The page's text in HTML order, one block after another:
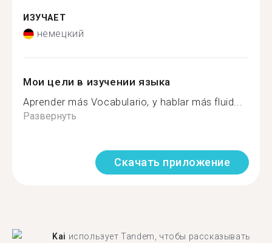
ИЗУЧАЕТ
немецкий
Мои цели в изучении языка
Aprender más Vocabulario, y hablar más fluid...
Развернуть
Скачать приложение
Kai использует Tandem, чтобы рассказывать